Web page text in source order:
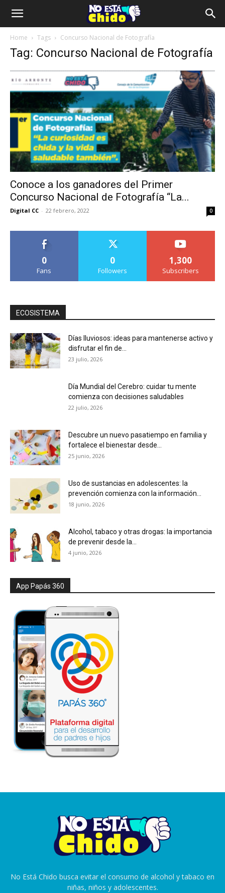
Home Tags Concurso Nacional de Fotografía
Tag: Concurso Nacional de Fotografía
Conoce a los ganadores del Primer
Concurso Nacional de Fotografía “La...
Digital CC - 22 febrero, 2022 0
0
Fans
0
Followers
1,300
Subscribers
ECOSISTEMA
Días lluviosos: ideas para mantenerse activo y
disfrutar el fin de...
23 julio, 2026
Día Mundial del Cerebro: cuidar tu mente
comienza con decisiones saludables
22 julio, 2026
Descubre un nuevo pasatiempo en familia y
fortalece el bienestar desde...
25 junio, 2026
Uso de sustancias en adolescentes: la
prevención comienza con la información...
18 junio, 2026
Alcohol, tabaco y otras drogas: la importancia
de prevenir desde la...
4 junio, 2026
App Papás 360
No Está Chido busca evitar el consumo de alcohol y tabaco en
niñas, niños y adolescentes.